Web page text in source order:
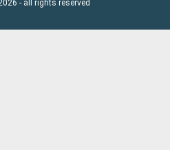
- all rights reserved